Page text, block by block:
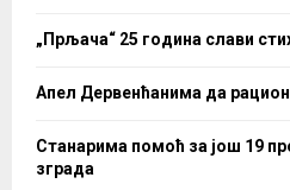
„Прљача“ 25 година слави
Апел Дервенћанима да
Станарима помоћ за још 19
зграда